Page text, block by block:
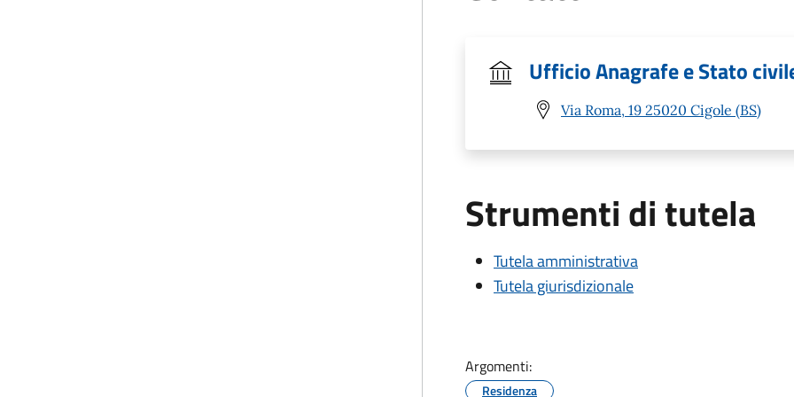
Ufficio Anagrafe e Stato
Via Roma, 19 25020 Cigole (BS)
Strumenti di tutela
Tutela amministrativa
Tutela giurisdizionale
Argomenti:
Residenza